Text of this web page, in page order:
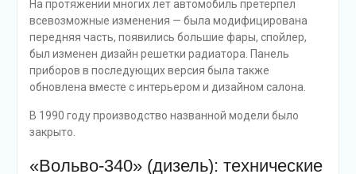
На протяжении многих лет автомобиль претерпел
всевозможные изменения — была модифицирована
передняя часть, появились большие фары, спойлер,
был изменен дизайн решетки радиатора. Панель
приборов в последующих версия была также
обновлена вместе с интерьером и дизайном салона.
В 1990 году производство названной модели было
закрыто.
«Вольво-340» (дизель): технические